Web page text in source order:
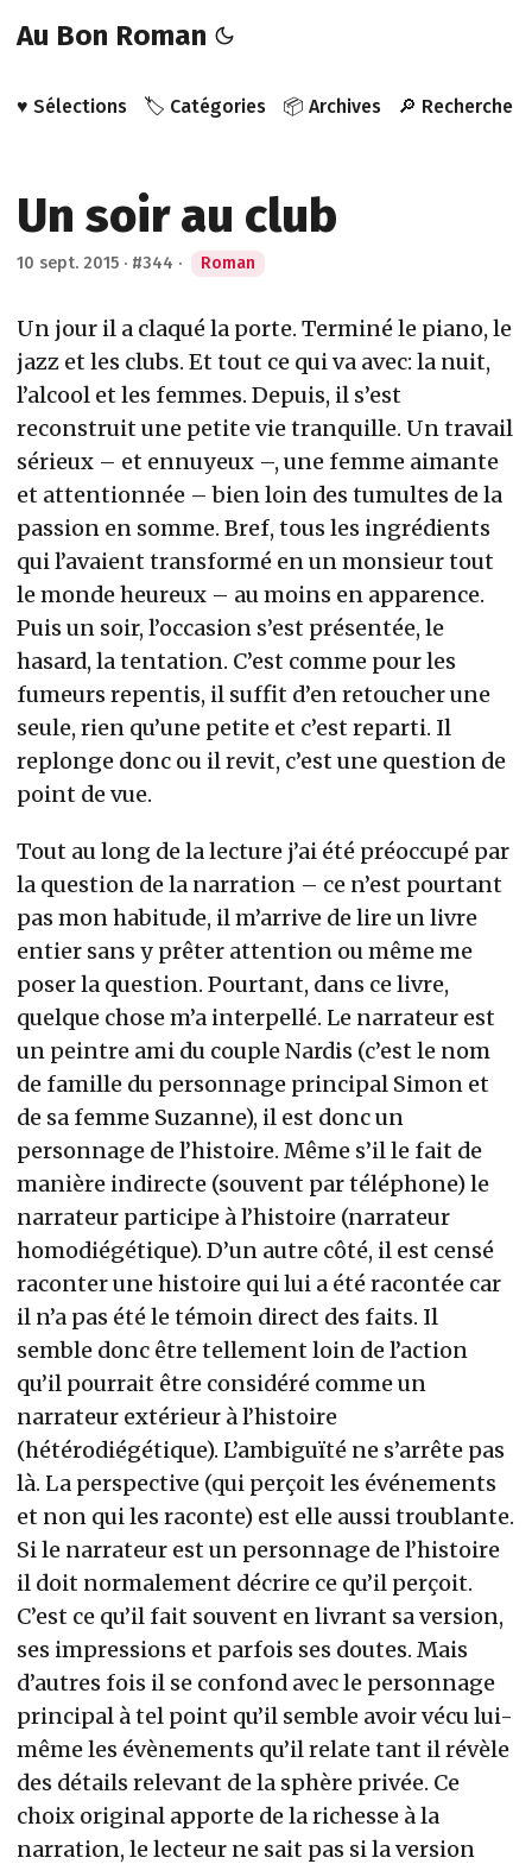
Au Bon Roman
♥️ Sélections 🏷️ Catégories 📦 Archives 🔎 Recherche
Un soir au club
10 sept. 2015 · #344 · Roman
Un jour il a claqué la porte. Terminé le piano, le
jazz et les clubs. Et tout ce qui va avec: la nuit,
l’alcool et les femmes. Depuis, il s’est
reconstruit une petite vie tranquille. Un travail
sérieux – et ennuyeux –, une femme aimante
et attentionnée – bien loin des tumultes de la
passion en somme. Bref, tous les ingrédients
qui l’avaient transformé en un monsieur tout
le monde heureux – au moins en apparence.
Puis un soir, l’occasion s’est présentée, le
hasard, la tentation. C’est comme pour les
fumeurs repentis, il suffit d’en retoucher une
seule, rien qu’une petite et c’est reparti. Il
replonge donc ou il revit, c’est une question de
point de vue.
Tout au long de la lecture j’ai été préoccupé par
la question de la narration – ce n’est pourtant
pas mon habitude, il m’arrive de lire un livre
entier sans y prêter attention ou même me
poser la question. Pourtant, dans ce livre,
quelque chose m’a interpellé. Le narrateur est
un peintre ami du couple Nardis (c’est le nom
de famille du personnage principal Simon et
de sa femme Suzanne), il est donc un
personnage de l’histoire. Même s’il le fait de
manière indirecte (souvent par téléphone) le
narrateur participe à l’histoire (narrateur
homodiégétique). D’un autre côté, il est censé
raconter une histoire qui lui a été racontée car
il n’a pas été le témoin direct des faits. Il
semble donc être tellement loin de l’action
qu’il pourrait être considéré comme un
narrateur extérieur à l’histoire
(hétérodiégétique). L’ambiguïté ne s’arrête pas
là. La perspective (qui perçoit les événements
et non qui les raconte) est elle aussi troublante.
Si le narrateur est un personnage de l’histoire
il doit normalement décrire ce qu’il perçoit.
C’est ce qu’il fait souvent en livrant sa version,
ses impressions et parfois ses doutes. Mais
d’autres fois il se confond avec le personnage
principal à tel point qu’il semble avoir vécu lui-
même les évènements qu’il relate tant il révèle
des détails relevant de la sphère privée. Ce
choix original apporte de la richesse à la
narration, le lecteur ne sait pas si la version